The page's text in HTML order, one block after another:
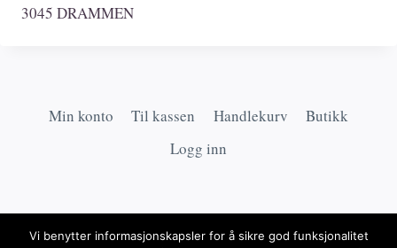
3045 DRAMMEN
Min konto Til kassen Handlekurv
Butikk
Logg inn
Vi benytter informasjonskapsler for å sikre god funksjonalitet